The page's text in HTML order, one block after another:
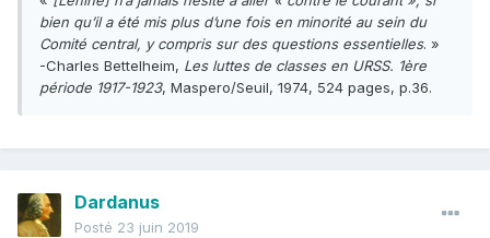
points culminants les plus élevés atteints par une
classe opprimée dans la lutte pour son
émancipation. Les jacobins ont donné à la
France les meilleurs exemples de révolution
complète, surtout parce que la France du
XVIIIème siècle était entourée sur le continent de
bien qu’il a été mis plus d’une fois en minorité au sein du
Comité central, y compris sur des questions essentielles. »
-Charles Bettelheim, Les luttes de classes en URSS. 1ère
période 1917-1923, Maspero/Seuil, 1974, 524 pages, p.36.
Dardanus
Posté 23 juin 2019